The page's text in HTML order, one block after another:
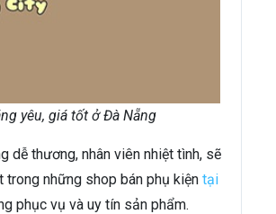
yêu, giá tốt ở Đà Nẵng
dễ thương, nhân viên nhiệt tình, sẽ
những shop bán phụ kiện tại
phục vụ và uy tín sản phẩm.